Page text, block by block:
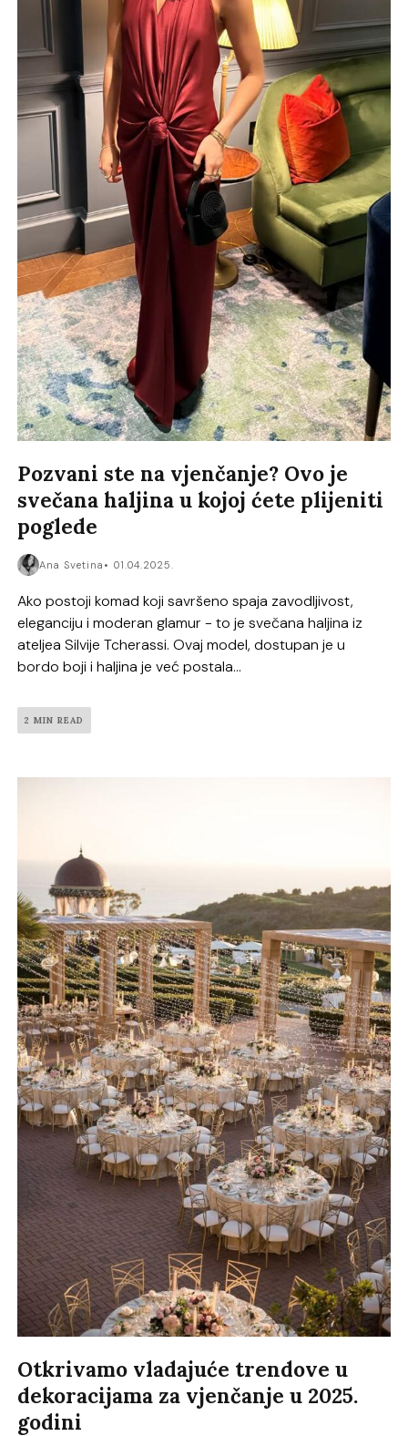
Pozvani ste na vjenčanje? Ovo je
svečana haljina u kojoj ćete plijeniti
poglede
Ana Svetina 01.04.2025.
Ako postoji komad koji savršeno spaja zavodljivost,
eleganciju i moderan glamur - to je svečana haljina iz
ateljea Silvije Tcherassi. Ovaj model, dostupan je u
bordo boji i haljina je već postala...
2 MIN READ
Otkrivamo vladajuće trendove u
dekoracijama za vjenčanje u 2025.
godini